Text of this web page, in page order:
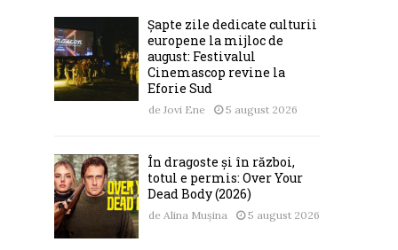
Șapte zile dedicate culturii
europene la mijloc de
august: Festivalul
Cinemascop revine la
Eforie Sud
de Jovi Ene 5 august 2026
În dragoste și în război,
totul e permis: Over Your
Dead Body (2026)
de Alina Mușina 5 august 2026